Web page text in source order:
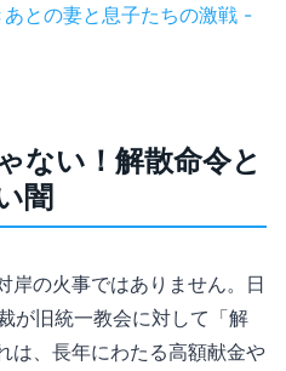
との妻と息子たちの激戦 -
ない！解散命令と
闇
岸の火事ではありません。日
が旧統一教会に対して「解
は、長年にわたる高額献金や